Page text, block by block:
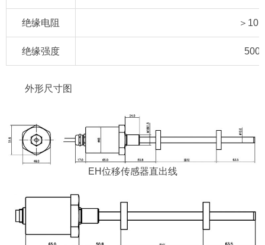
绝缘电阻 ＞
绝缘强度
外形尺寸图
EH位移传感器直出线